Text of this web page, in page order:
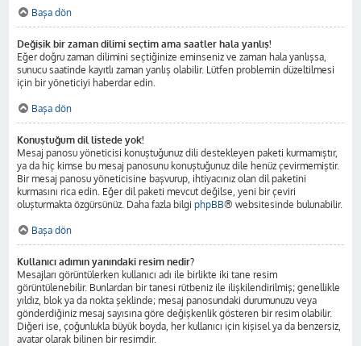
Başa dön
Değişik bir zaman dilimi seçtim ama saatler hala yanlış!
Eğer doğru zaman dilimini seçtiğinize eminseniz ve zaman hala yanlışsa,
sunucu saatinde kayıtlı zaman yanlış olabilir. Lütfen problemin düzeltilmesi
için bir yöneticiyi haberdar edin.
Başa dön
Konuştuğum dil listede yok!
Mesaj panosu yöneticisi konuştuğunuz dili destekleyen paketi kurmamıştır,
ya da hiç kimse bu mesaj panosunu konuştuğunuz dile henüz çevirmemiştir.
Bir mesaj panosu yöneticisine başvurup, ihtiyacınız olan dil paketini
kurmasını rica edin. Eğer dil paketi mevcut değilse, yeni bir çeviri
oluşturmakta özgürsünüz. Daha fazla bilgi phpBB® websitesinde bulunabilir.
Başa dön
Kullanıcı adımın yanındaki resim nedir?
Mesajları görüntülerken kullanıcı adı ile birlikte iki tane resim
görüntülenebilir. Bunlardan bir tanesi rütbeniz ile ilişkilendirilmiş; genellikle
yıldız, blok ya da nokta şeklinde; mesaj panosundaki durumunuzu veya
gönderdiğiniz mesaj sayısına göre değişkenlik gösteren bir resim olabilir.
Diğeri ise, çoğunlukla büyük boyda, her kullanıcı için kişisel ya da benzersiz,
avatar olarak bilinen bir resimdir.